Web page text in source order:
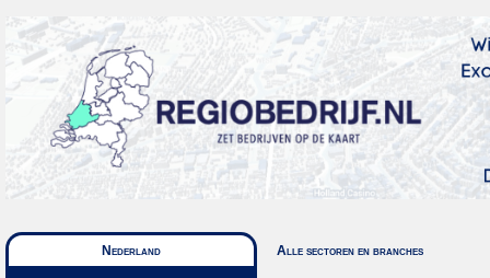
Nederland Alle sectoren en branches